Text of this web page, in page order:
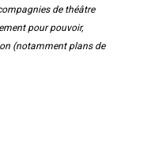
de théâtre
pour pouvoir,
(notamment plans de